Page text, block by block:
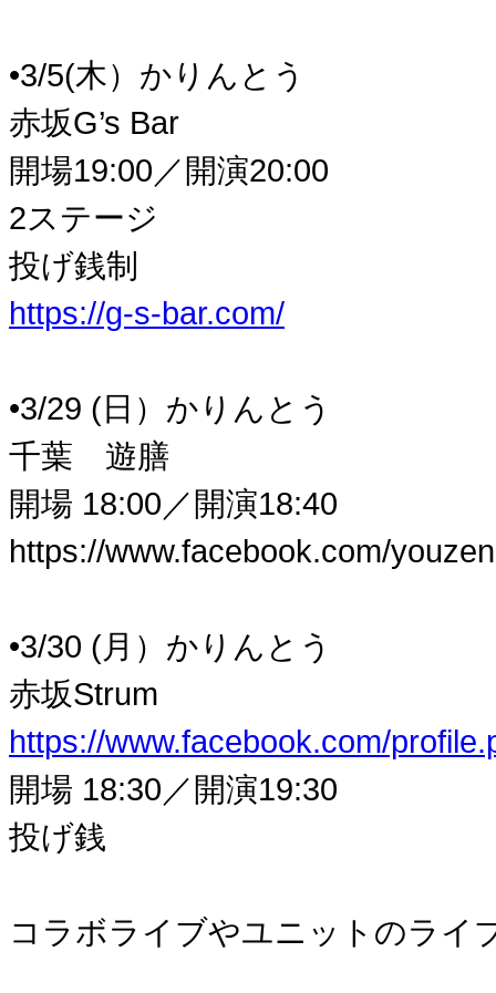
•3/5(木）かりんとう
赤坂G’s Bar
開場19:00／開演20:00
2ステージ
投げ銭制
https://g-s-bar.com/
•3/29 (日）かりんとう
千葉 遊膳
開場 18:00／開演18:40
https://www.facebook.com/
•3/30 (月）かりんとう
赤坂Strum
https://www.facebook.com/
開場 18:30／開演19:30
投げ銭
コラボライブやユニットのライ